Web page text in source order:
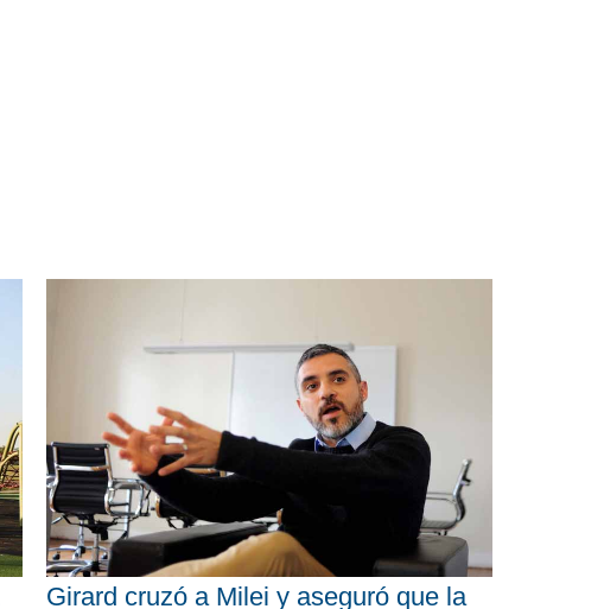
Girard cruzó a Milei y aseguró que la